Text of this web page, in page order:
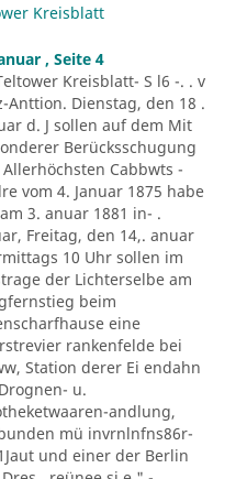
Kreisblatt
, Seite 4
Kreisblatt- S l6 -. . v
Anttion. Dienstag, den 18 .
d. J sollen auf dem Mit
Berücksschugung
Cabbwts -
vom 4. Januar 1875 habe
3. anuar 1881 in- .
Freitag, den 14,. anuar
10 Uhr sollen im
der Lichterselbe am
beim
eine
rankenfelde bei
Station derer Ei endahn
u.
andlung,
mü invrnlnfns86r-
und einer der Berlin